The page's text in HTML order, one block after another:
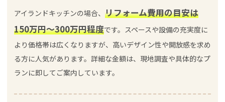
アイランドキッチンの場合、 リフォーム費用の目安は
150万円～300万円程度です。スペースや設備の充実度に
より価格帯は広くなりますが、高いデザイン性や開放感を求め
る方に人気があります。詳細な金額は、現地調査や具体的なプ
ランに即してご案内しています。